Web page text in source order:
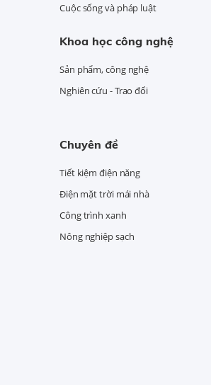
Cuộc sống và pháp luật
Khoa học công nghệ
Sản phẩm, công nghệ
Nghiên cứu - Trao đổi
Chuyên đề
Tiết kiệm điện năng
Điện mặt trời mái nhà
Công trình xanh
Nông nghiệp sạch